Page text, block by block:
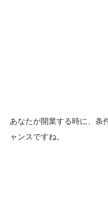
あなたが開業する時に、条
ャンスですね。